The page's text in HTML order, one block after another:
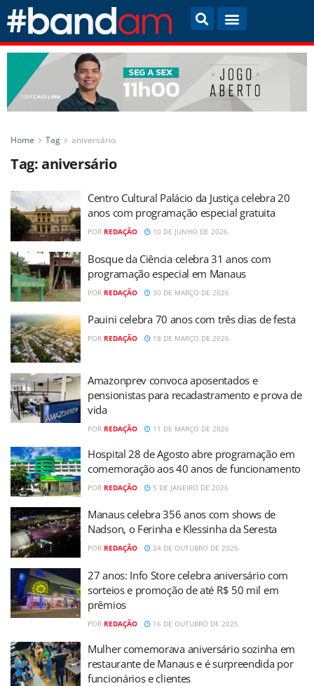
Home Tag aniversário
Tag:aniversário
Centro Cultural Palácio da Justiça celebra 20
anos com programação especial gratuita
POR REDAÇÃO 10 DE JUNHO DE 2026
Bosque da Ciência celebra 31 anos com
programação especial em Manaus
POR REDAÇÃO 30 DE MARÇO DE 2026
Pauini celebra 70 anos com três dias de festa
POR REDAÇÃO 18 DE MARÇO DE 2026
Amazonprev convoca aposentados e
pensionistas para recadastramento e prova de
vida
POR REDAÇÃO 11 DE MARÇO DE 2026
Hospital 28 de Agosto abre programação em
comemoração aos 40 anos de funcionamento
POR REDAÇÃO 5 DE JANEIRO DE 2026
Manaus celebra 356 anos com shows de
Nadson, o Ferinha e Klessinha da Seresta
POR REDAÇÃO 24 DE OUTUBRO DE 2025
27 anos: Info Store celebra aniversário com
sorteios e promoção de até R$ 50 mil em
prêmios
POR REDAÇÃO 16 DE OUTUBRO DE 2025
Mulher comemorava aniversário sozinha em
restaurante de Manaus e é surpreendida por
funcionários e clientes